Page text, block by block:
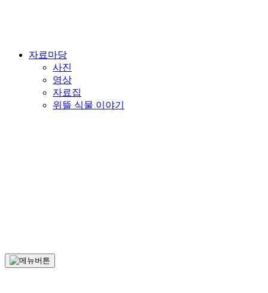
자료마당
사진
영상
자료집
위뜰 식물 이야기